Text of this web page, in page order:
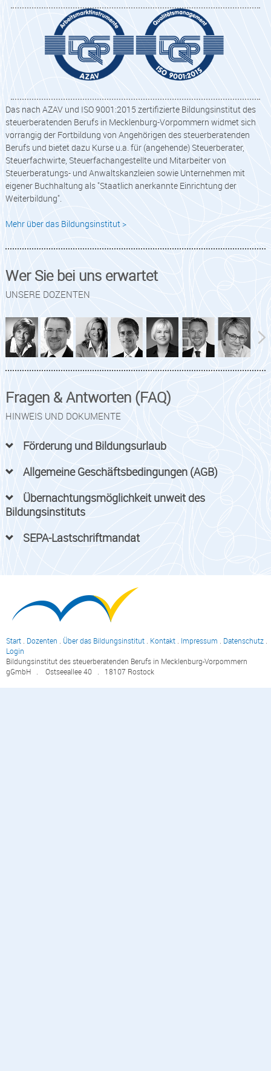
Das nach AZAV und ISO 9001:2015 zertifizierte Bildungsinstitut des
steuerberatenden Berufs in Mecklenburg-Vorpommern widmet sich
vorrangig der Fortbildung von Angehörigen des steuerberatenden
Berufs und bietet dazu Kurse u.a. für (angehende) Steuerberater,
Steuerfachwirte, Steuerfachangestellte und Mitarbeiter von
Steuerberatungs- und Anwaltskanzleien sowie Unternehmen mit
eigener Buchhaltung als "Staatlich anerkannte Einrichtung der
Weiterbildung".
Mehr über das Bildungsinstitut >
Wer Sie bei uns erwartet
UNSERE DOZENTEN
Fragen & Antworten (FAQ)
HINWEIS UND DOKUMENTE
Förderung und Bildungsurlaub
Allgemeine Geschäftsbedingungen (AGB)
Übernachtungsmöglichkeit unweit des
Bildungsinstituts
SEPA-Lastschriftmandat
Start Dozenten Über das Bildungsinstitut Kontakt Impressum Datenschutz
Login
Bildungsinstitut des steuerberatenden Berufs in Mecklenburg-Vorpommern
gGmbH . Ostseeallee 40 . 18107 Rostock